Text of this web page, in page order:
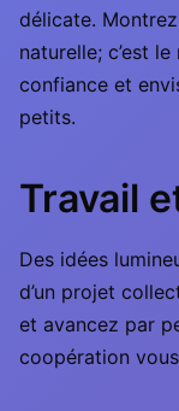
délicate.
naturelle; c’est
confiance et
petits.
Travail
Des idées
d’un projet
et avancez par
coopération